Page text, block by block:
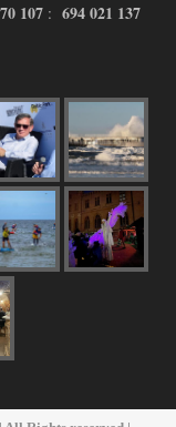
107 : 694 021 137